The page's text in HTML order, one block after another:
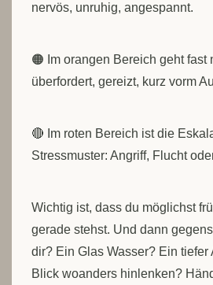
nervös, unruhig, angespannt.
🟠 Im orangen Bereich geht fast
überfordert, gereizt, kurz vorm
🔴 Im roten Bereich ist die
Stressmuster: Angriff, Flucht
Wichtig ist, dass du möglichst
gerade stehst. Und dann
dir? Ein Glas Wasser? Ein tiefer
Blick woanders hinlenken?